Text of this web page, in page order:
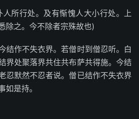
所行处。及有惭愧人大小行处。上
除之。今不除者宗殊故也)
结作不失衣界。若僧时到僧忍听。白
界处聚落界共住共布萨共得施。今结
忍默然不忍者说。僧已结作不失衣界
如是持。